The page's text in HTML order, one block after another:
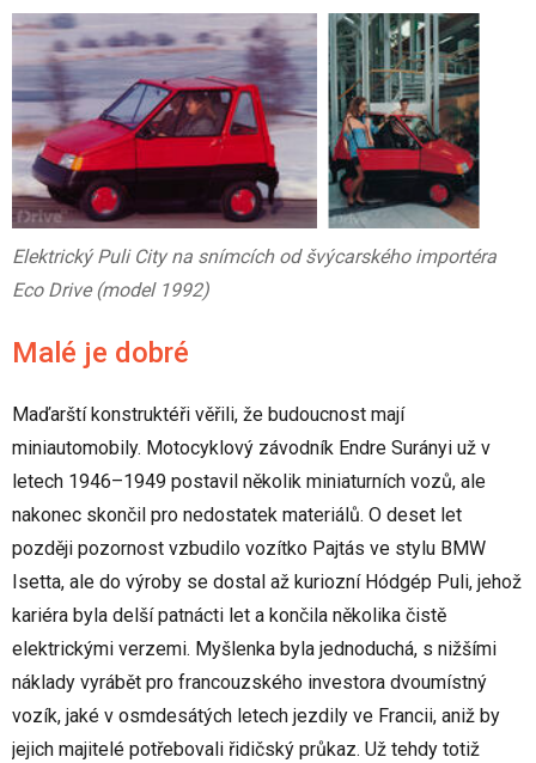
Elektrický Puli City na snímcích od švýcarského importéra
Eco Drive (model 1992)
Malé je dobré
Maďarští konstruktéři věřili, že budoucnost mají
miniautomobily. Motocyklový závodník Endre Surányi už v
letech 1946–1949 postavil několik miniaturních vozů, ale
nakonec skončil pro nedostatek materiálů. O deset let
později pozornost vzbudilo vozítko Pajtás ve stylu BMW
Isetta, ale do výroby se dostal až kuriozní Hódgép Puli, jehož
kariéra byla delší patnácti let a končila několika čistě
elektrickými verzemi. Myšlenka byla jednoduchá, s nižšími
náklady vyrábět pro francouzského investora dvoumístný
vozík, jaké v osmdesátých letech jezdily ve Francii, aniž by
jejich majitelé potřebovali řidičský průkaz. Už tehdy totiž